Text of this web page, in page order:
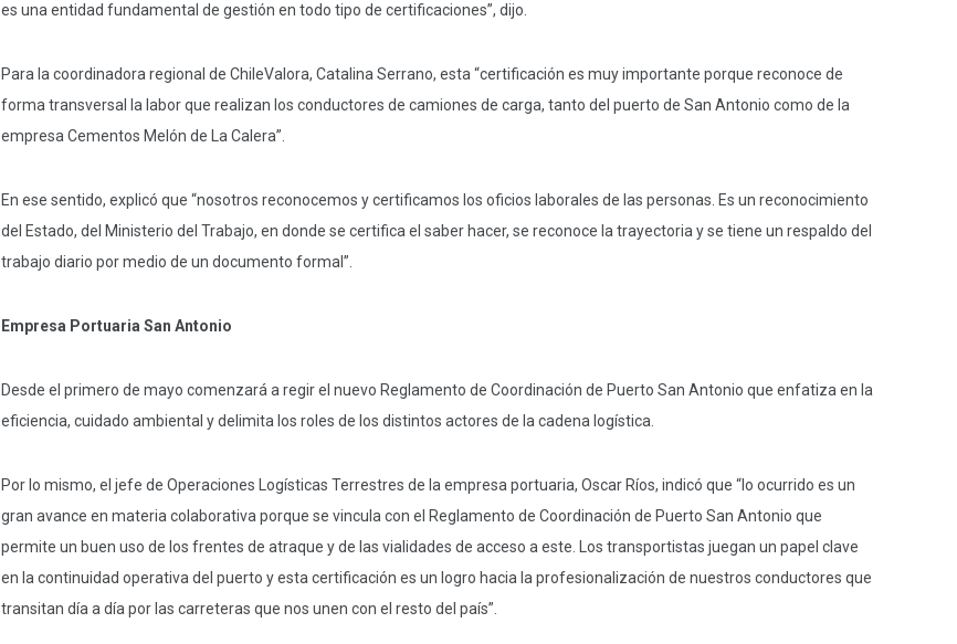
es una entidad fundamental de gestión en todo tipo de certificaciones”, dijo.
Para la coordinadora regional de ChileValora, Catalina Serrano, esta “certificación es muy importante porque reconoce de
forma transversal la labor que realizan los conductores de camiones de carga, tanto del puerto de San Antonio como de la
empresa Cementos Melón de La Calera”.
En ese sentido, explicó que “nosotros reconocemos y certificamos los oficios laborales de las personas. Es un reconocimiento
del Estado, del Ministerio del Trabajo, en donde se certifica el saber hacer, se reconoce la trayectoria y se tiene un respaldo del
trabajo diario por medio de un documento formal”.
Empresa Portuaria San Antonio
Desde el primero de mayo comenzará a regir el nuevo Reglamento de Coordinación de Puerto San Antonio que enfatiza en la
eficiencia, cuidado ambiental y delimita los roles de los distintos actores de la cadena logística.
Por lo mismo, el jefe de Operaciones Logísticas Terrestres de la empresa portuaria, Oscar Ríos, indicó que “lo ocurrido es un
gran avance en materia colaborativa porque se vincula con el Reglamento de Coordinación de Puerto San Antonio que
permite un buen uso de los frentes de atraque y de las vialidades de acceso a este. Los transportistas juegan un papel clave
en la continuidad operativa del puerto y esta certificación es un logro hacia la profesionalización de nuestros conductores que
transitan día a día por las carreteras que nos unen con el resto del país”.